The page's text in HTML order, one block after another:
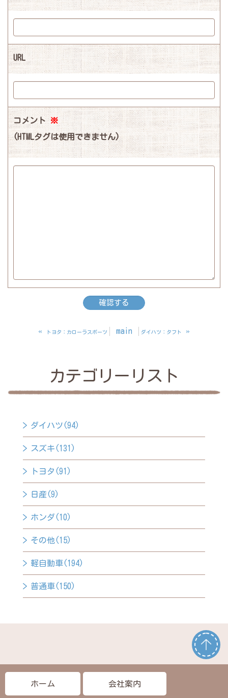
URL
コメント※
(HTMLタグは使用できません)
« トヨタ：カローラスポーツ main ダイハツ：タフト »
カテゴリーリスト
ダイハツ(94)
スズキ(131)
トヨタ(91)
日産(9)
ホンダ(10)
その他(15)
軽自動車(194)
普通車(150)
ホーム 会社案内